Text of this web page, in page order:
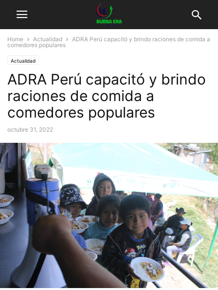
Home Actualidad
ADRA Perú capacitó y brindo raciones de comida a
comedores populares
Actualidad
ADRA Perú capacitó y brindo
raciones de comida a
comedores populares
octubre 31, 2022